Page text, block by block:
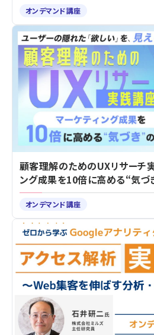
オンデマンド講座
顧客理解のためのUXリサーチ
ング成果を10倍に高める“気づ
オンデマンド講座